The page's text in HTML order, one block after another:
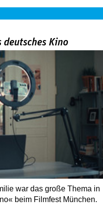
deutsches Kino
war das große Thema in
beim Filmfest München.